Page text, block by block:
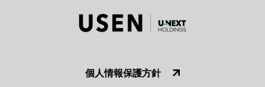
個人情報保護方針